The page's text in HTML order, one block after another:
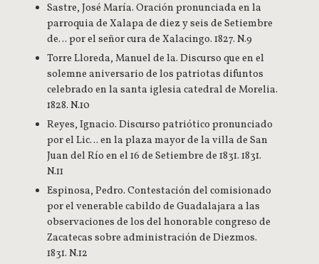
Sastre, José María. Oración pronunciada en la
parroquia de Xalapa de diez y seis de Setiembre
de… por el señor cura de Xalacingo. 1827. N.9
Torre Lloreda, Manuel de la. Discurso que en el
solemne aniversario de los patriotas difuntos
celebrado en la santa iglesia catedral de Morelia.
1828. N.10
Reyes, Ignacio. Discurso patriótico pronunciado
por el Lic… en la plaza mayor de la villa de San
Juan del Río en el 16 de Setiembre de 1831. 1831.
N.11
Espinosa, Pedro. Contestación del comisionado
por el venerable cabildo de Guadalajara a las
observaciones de los del honorable congreso de
Zacatecas sobre administración de Diezmos.
1831. N.12